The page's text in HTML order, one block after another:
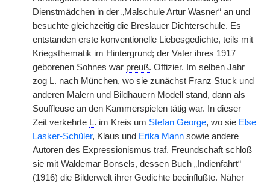
Dienstmädchen in der „Malschule Artur Wasner“ an und
besuchte gleichzeitig die Breslauer Dichterschule. Es
entstanden erste konventionelle Liebesgedichte, teils mit
Kriegsthematik im Hintergrund; der Vater ihres 1917
geborenen Sohnes war preuß. Offizier. Im selben Jahr
zog L. nach München, wo sie zunächst Franz Stuck und
anderen Malern und Bildhauern Modell stand, dann als
Souffleuse an den Kammerspielen tätig war. In dieser
Zeit verkehrte L. im Kreis um Stefan George, wo sie Else
Lasker-Schüler, Klaus und Erika Mann sowie andere
Autoren des Expressionismus traf. Freundschaft schloß
sie mit Waldemar Bonsels, dessen Buch „Indienfahrt“
(1916) die Bilderwelt ihrer Gedichte beeinflußte. Näher